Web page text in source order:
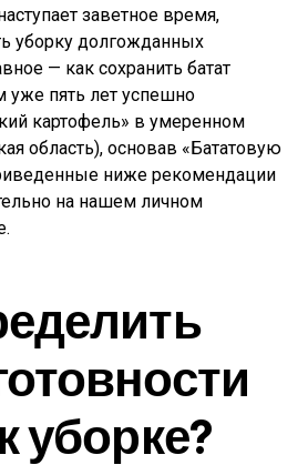
заветное время,
уборку долгожданных
— как сохранить батат
пять лет успешно
картофель» в умеренном
область), основав «Бататовую
ниже рекомендации
на нашем личном
уборке?